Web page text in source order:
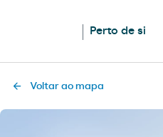
Perto de si
Voltar ao mapa